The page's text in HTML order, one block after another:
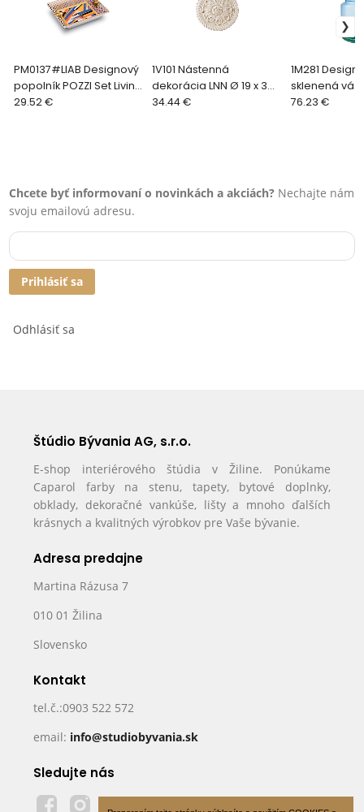
PM0137#LIAB Designový
popolník POZZI Set Living
19,5 x 15,5 cm
29.52 €
1V101 Nástenná
dekorácia LNN Ø 19 x 3
cm
34.44 €
1M281
sklenená váza
28,5 h cm
76.23 €
Chcete byť informovaní o novinkách a akciách? Nechajte nám
svoju emailovú adresu.
Prihlásiť sa
Odhlásiť sa
Štúdio Bývania AG, s.r.o.
E-shop interiérového štúdia v Žiline. Ponúkame
Caparol farby na stenu, tapety, bytové doplnky,
obklady, dekoračné vankúše, lišty a mnoho ďalších
krásnych a kvalitných výrobkov pre Vaše bývanie.
Adresa predajne
Martina Rázusa 7
010 01 Žilina
Slovensko
Kontakt
tel.č.:0903 522 572
email: info@studiobyvania.sk
Sledujte nás